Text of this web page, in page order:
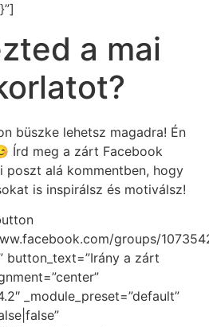
a mai
büszke lehetsz magadra! Én
Írd meg a zárt Facebook
poszt alá kommentben, hogy
is inspirálsz és motiválsz!
groups/
button_text=”Irány a zárt
_module_preset=”default”